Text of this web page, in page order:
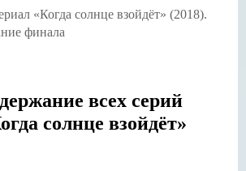
«Когда солнце взойдёт» (2018).
финала
всех серий
солнце взойдёт»